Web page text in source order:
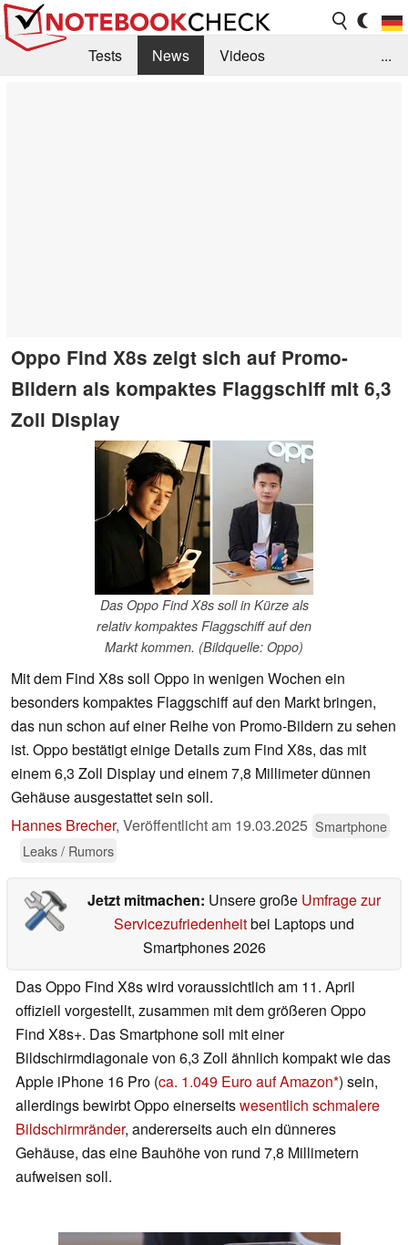
Tests News
Videos
...
Oppo Find X8s zeigt sich auf Promo-
Bildern als kompaktes Flaggschiff mit 6,3
Zoll Display
Das Oppo Find X8s soll in Kürze als
relativ kompaktes Flaggschiff auf den
Markt kommen. (Bildquelle: Oppo)
Mit dem Find X8s soll Oppo in wenigen Wochen ein
besonders kompaktes Flaggschiff auf den Markt bringen,
das nun schon auf einer Reihe von Promo-Bildern zu sehen
ist. Oppo bestätigt einige Details zum Find X8s, das mit
einem 6,3 Zoll Display und einem 7,8 Millimeter dünnen
Gehäuse ausgestattet sein soll.
Hannes Brecher, Veröffentlicht am 19.03.2025 Smartphone
Leaks / Rumors
Jetzt mitmachen: Unsere große Umfrage zur
Servicezufriedenheitbei Laptops und
Smartphones 2026
Das Oppo Find X8s wird voraussichtlich am 11. April
offiziell vorgestellt, zusammen mit dem größeren Oppo
Find X8s+. Das Smartphone soll mit einer
Bildschirmdiagonale von 6,3 Zoll ähnlich kompakt wie das
Apple iPhone 16 Pro (ca. 1.049 Euro auf Amazon ) sein,
allerdings bewirbt Oppo einerseitswesentlich schmalere
Bildschirmränder, andererseits auch ein dünneres
Gehäuse, das eine Bauhöhe von rund 7,8 Millimetern
aufweisen soll.